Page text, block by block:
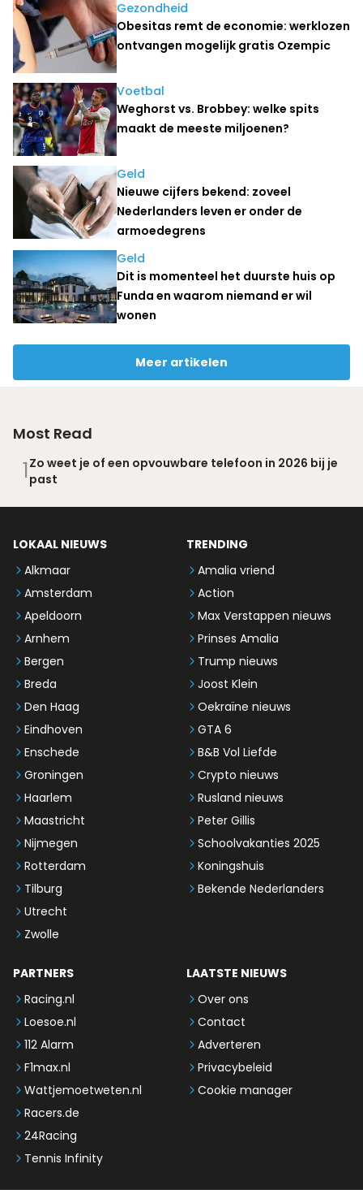
Gezondheid
Obesitas remt de economie: werklozen
ontvangen mogelijk gratis Ozempic
Voetbal
Weghorst vs. Brobbey: welke spits
maakt de meeste miljoenen?
Geld
Nieuwe cijfers bekend: zoveel
Nederlanders leven er onder de
armoedegrens
Geld
Dit is momenteel het duurste huis op
Funda en waarom niemand er wil
wonen
Meer artikelen
Most Read
1Zo weet je of een opvouwbare telefoon in 2026 bij je
past
LOKAAL NIEUWS
Alkmaar
Amsterdam
Apeldoorn
Arnhem
Bergen
Breda
Den Haag
Eindhoven
Enschede
Groningen
Haarlem
Maastricht
Nijmegen
Rotterdam
Tilburg
Utrecht
Zwolle
TRENDING
Amalia vriend
Action
Max Verstappen nieuws
Prinses Amalia
Trump nieuws
Joost Klein
Oekraïne nieuws
GTA 6
B&B Vol Liefde
Crypto nieuws
Rusland nieuws
Peter Gillis
Schoolvakanties 2025
Koningshuis
Bekende Nederlanders
PARTNERS
Racing.nl
Loesoe.nl
112 Alarm
F1max.nl
Wattjemoetweten.nl
Racers.de
24Racing
Tennis Infinity
LAATSTE NIEUWS
Over ons
Contact
Adverteren
Privacybeleid
Cookie manager